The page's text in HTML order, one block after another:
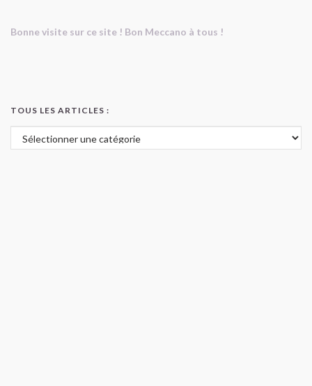
Bonne visite sur ce site ! Bon Meccano à tous !
TOUS LES ARTICLES :
Tous les articles :